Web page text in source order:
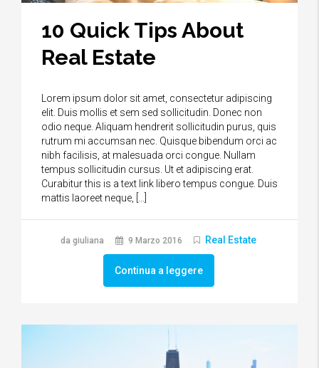
10 Quick Tips About
Real Estate
Lorem ipsum dolor sit amet, consectetur adipiscing
elit. Duis mollis et sem sed sollicitudin. Donec non
odio neque. Aliquam hendrerit sollicitudin purus, quis
rutrum mi accumsan nec. Quisque bibendum orci ac
nibh facilisis, at malesuada orci congue. Nullam
tempus sollicitudin cursus. Ut et adipiscing erat.
Curabitur this is a text link libero tempus congue. Duis
mattis laoreet neque, […]
da giuliana 9 Marzo 2016 Real Estate
Continua a leggere